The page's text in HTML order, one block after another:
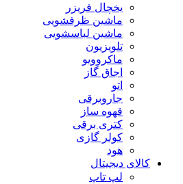
یخچال فریزر
ماشین ظرفشویی
ماشین لباسشویی
تلویزیون
ماکروویو
اجاق گاز
اتو
جاروبرقی
قهوه ساز
کتری برقی
کولر گازی
هود
کالای دیجیتال
لپ تاپ